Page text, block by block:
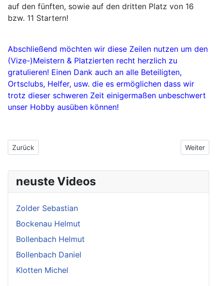
auf den fünften, sowie auf den dritten Platz von 16
bzw. 11 Startern!
Abschließend möchten wir diese Zeilen nutzen um den
(Vize-)Meistern & Platzierten recht herzlich zu
gratulieren! Einen Dank auch an alle Beteiligten,
Ortsclubs, Helfer, usw. die es ermöglichen dass wir
trotz dieser schweren Zeit einigermaßen unbeschwert
unser Hobby ausüben können!
Vorheriger Beitrag: 2023 Status quo NAVC Bergmeisterschaft
Zurück Nächster
Weiter
neuste Videos
Zolder Sebastian
Bockenau Helmut
Bollenbach Helmut
Bollenbach Daniel
Klotten Michel